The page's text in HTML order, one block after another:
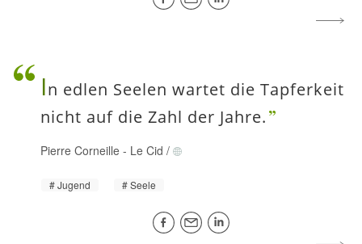
In edlen Seelen wartet die Tapferkeit
nicht auf die Zahl der Jahre.
Pierre Corneille - Le Cid /
Jugend Seele